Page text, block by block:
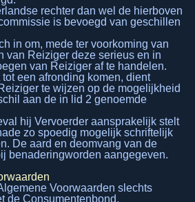
rechter dan wel de hierboven
is bevoegd van geschillen
in om, mede ter voorkoming van
van Reiziger deze serieus en in
van Reiziger af te handelen.
een afronding komen, dient
te wijzen op de mogelijkheid
aan de in lid 2 genoemde
hij Vervoerder aansprakelijk stelt
zo spoedig mogelijk schriftelijk
De aard en deomvang van de
benaderingworden aangegeven.
Voorwaarden slechts
de Consumentenbond.